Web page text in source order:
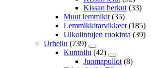
Kissan herkut (33)
Muut lemmikit (35)
Lemmikkitarvikkeet (185)
Ulkolintujen ruokinta (39)
Urheilu (739)
Kuntoilu (42)
Juomapullot (8)